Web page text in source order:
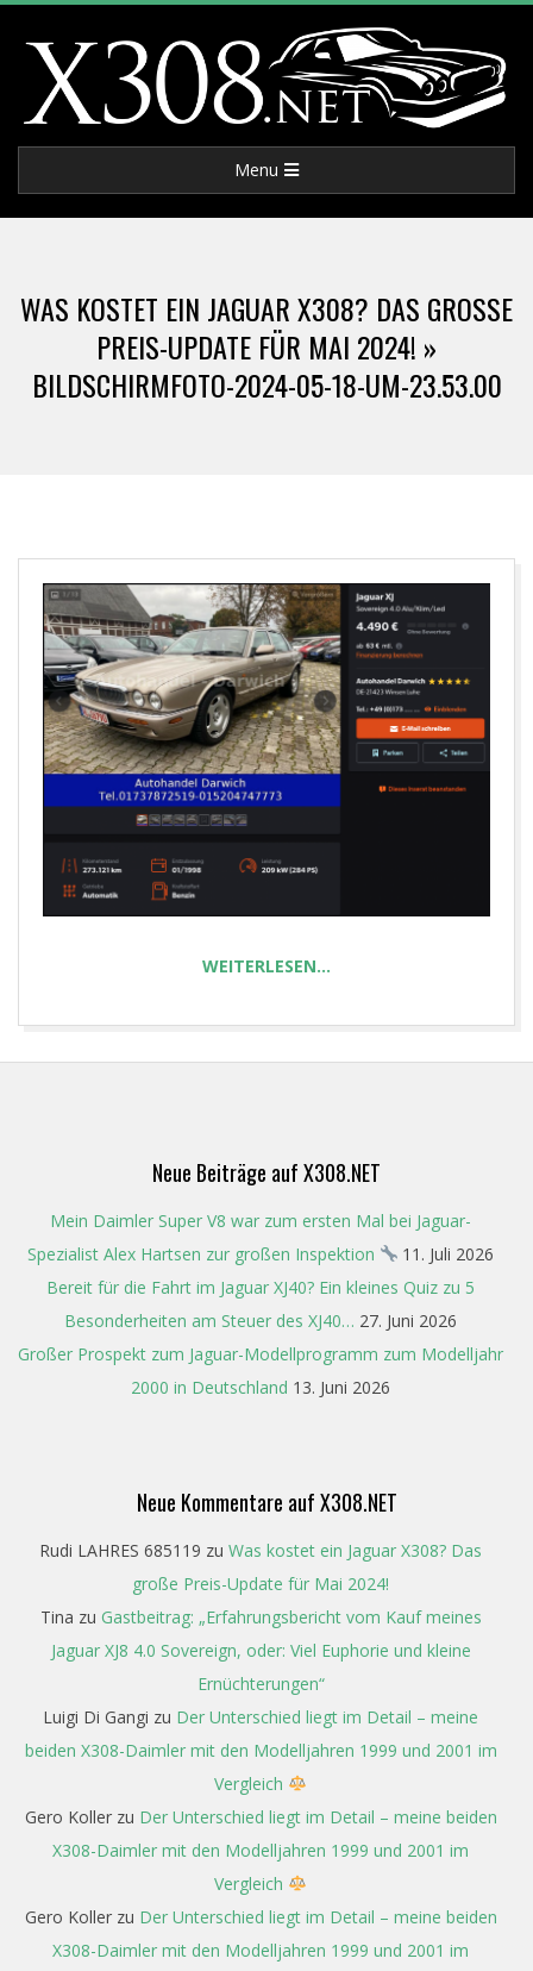
content
X
3
0
8
E
T
Navigation
Menu
WAS KOSTET EIN JAGUAR X308? DAS GROSSE P
REIS-UPDATE FÜR MAI 2024! »
BILDSCHIRMFOTO-2024-05-18-UM-23.53.00
WEITERLESEN…
Neue Beiträge auf X308.NET
Mein Daimler Super V8 war zum ersten Mal bei Jaguar-
Spezialist Alex Hartsen zur großen Inspektion
11. Juli 2026
Bereit für die Fahrt im Jaguar XJ40? Ein kleines Quiz zu 5
Besonderheiten am Steuer des XJ40… 27. Juni 2026
Großer Prospekt zum Jaguar-Modellprogramm zum Modelljahr
2000 in Deutschland 13. Juni 2026
Neue Kommentare auf X308.NET
Rudi LAHRES 685119 zu Was kostet ein Jaguar X308? Das
große Preis-Update für Mai 2024!
Tina zu Gastbeitrag: „Erfahrungsbericht vom Kauf meines
Jaguar XJ8 4.0 Sovereign, oder: Viel Euphorie und kleine
Ernüchterungen“
Luigi Di Gangi zu Der Unterschied liegt im Detail – meine
beiden X308-Daimler mit den Modelljahren 1999 und 2001 im
Vergleich
Gero Kollerzu Der Unterschied liegt im Detail – meine beiden
X308-Daimler mit den Modelljahren 1999 und 2001 im
Vergleich
Gero Kollerzu Der Unterschied liegt im Detail – meine beiden
X308-Daimler mit den Modelljahren 1999 und 2001 im